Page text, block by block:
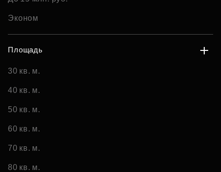
Эконом
Площадь
30 кв. м.
40 кв. м.
50 кв. м.
60 кв. м.
70 кв. м.
80 кв. м.